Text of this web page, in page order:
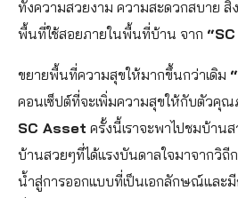
ทั้งความสวยงาม ความสะดวกสบาย สิ่
พื้นที่ใช้สอยภายในพื้นที่บ้าน จาก
ขยายพื้นที่ความสุขให้มากขึ้นกว่าเดิม
คอนเซ็ปต์ที่จะเพิ่มความสุขให้กับตัวคุณ
SC Asset ครั้งนี้เราจะพาไปชมบ้าน
บ้านสวยๆที่ได้แรงบันดาลใจมาจากวิถี
น้ำสู่การออกแบบที่เป็นเอกลักษณ์และ